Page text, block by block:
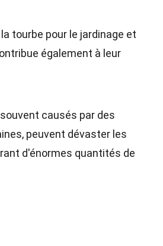
tourbe pour le jardinage et
également à leur
causés par des
peuvent dévaster les
d'énormes quantités de